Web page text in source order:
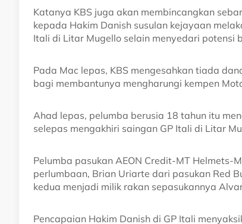
Katanya KBS juga akan membincangkan
kepada Hakim Danish susulan kejayaan
Itali di Litar Mugello selain menyedari potensi
Pada Mac lepas, KBS mengesahkan tiada
bagi membantunya mengharungi kempen
Ahad lepas, pelumba berusia 18 tahun itu
selepas mengakhiri saingan GP Itali di Litar
Pelumba pasukan AEON Credit-MT Helmets-
perlumbaan, Brian Uriarte dari pasukan Red
kedua menjadi milik rakan sepasukannya
Pencapaian Hakim Danish di GP Itali